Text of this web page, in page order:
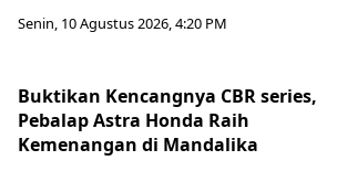
Senin, 10 Agustus 2026, 4:20 PM
Buktikan Kencangnya CBR series,
Pebalap Astra Honda Raih
Kemenangan di Mandalika